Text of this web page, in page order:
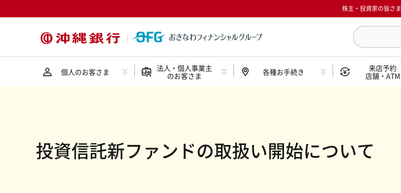
個人のお客さま
法人・個人事業主
のお客さま
各種お手続き
来店予約
店舗・ATM
株主・投資家の皆さま
投資信託新ファンドの取扱い開始について